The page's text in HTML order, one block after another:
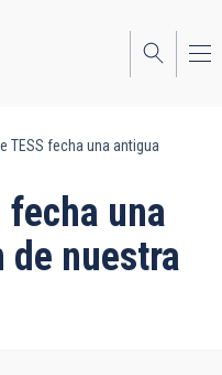
TESS fecha una antigua
fecha una
nuestra